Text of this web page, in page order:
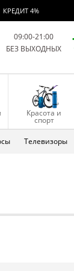
КРЕДИТ 4%
09:00-21:00
БЕЗ ВЫХОДНЫХ
Красота и
спорт
Телевизоры